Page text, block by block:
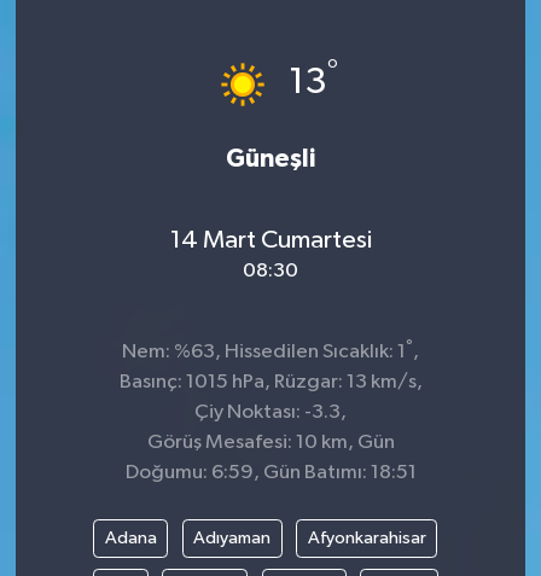
13°
Güneşli
14 Mart Cumartesi
08:30
Nem: %63, Hissedilen Sıcaklık: 1 ° ,
Basınç: 1015 hPa, Rüzgar: 13 km/s,
Çiy Noktası: -3.3,
Görüş Mesafesi: 10 km, Gün
Doğumu: 6:59, Gün Batımı: 18:51
Adana Adıyaman Afyonkarahisar
SİVİL TOPLUM
SOSYAL YAŞAM
ULUSAL HABERLER